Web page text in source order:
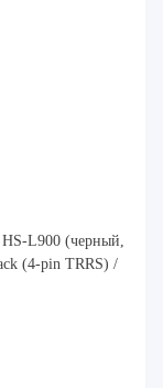
L900 (черный,
(4-pin TRRS) /